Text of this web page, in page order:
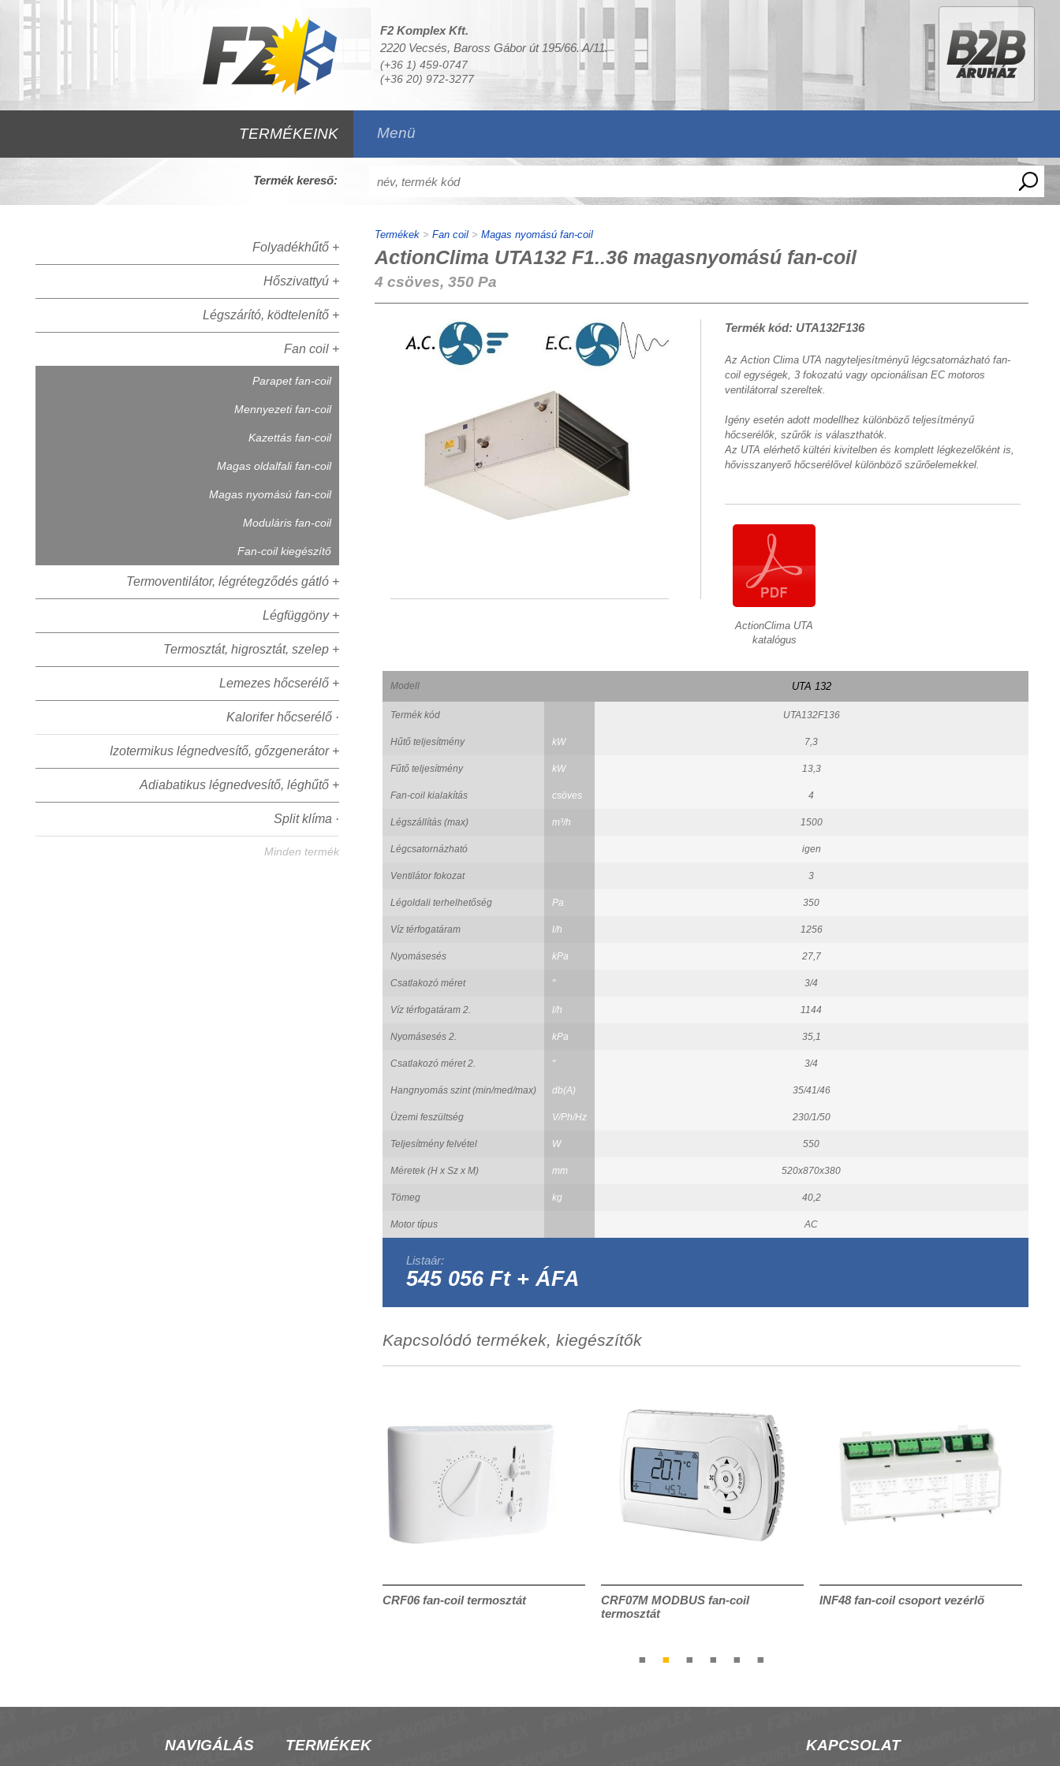
F2 Komplex Kft.
2220 Vecsés, Baross Gábor út 195/66. A/11.
(+36 1) 459-0747
(+36 20) 972-3277
TERMÉKEINK Menü
Termék kereső:
Folyadékhűtő +
Hőszivattyú +
Légszárító, ködtelenítő +
Fan coil +
Parapet fan-coil
Mennyezeti fan-coil
Kazettás fan-coil
Magas oldalfali fan-coil
Magas nyomású fan-coil
Moduláris fan-coil
Fan-coil kiegészítő
Termoventilátor, légrétegződés gátló +
Légfüggöny +
Termosztát, higrosztát, szelep +
Lemezes hőcserélő +
Kalorifer hőcserélő ·
Izotermikus légnedvesítő, gőzgenerátor +
Adiabatikus légnedvesítő, léghűtő +
Split klíma ·
Minden termék
Termékek> Fan coil> Magas nyomású fan-coil
ActionClima UTA132 F1..36 magasnyomású fan-coil
4 csöves, 350 Pa
Termék kód: UTA132F136
Az Action Clima UTA nagyteljesítményű légcsatornázható fan-
coil egységek, 3 fokozatú vagy opcionálisan EC motoros
ventilátorral szereltek.
Igény esetén adott modellhez különböző teljesítményű
hőcserélők, szűrők is választhatók.
Az UTA elérhető kültéri kivitelben és komplett légkezelőként is,
hővisszanyerő hőcserélővel különböző szűrőelemekkel.
ActionClima UTA
katalógus
Modell UTA 132
Termék kód UTA132F136
Hűtő teljesítmény kW 7,3
Fűtő teljesítmény kW 13,3
Fan-coil kialakítás csöves 4
Légszállítás (max) m³/h 1500
Légcsatornázható igen
Ventilátor fokozat 3
Légoldali terhelhetőség Pa 350
Víz térfogatáram l/h 1256
Nyomásesés kPa 27,7
Csatlakozó méret " 3/4
Víz térfogatáram 2. l/h 1144
Nyomásesés 2. kPa 35,1
Csatlakozó méret 2. " 3/4
Hangnyomás szint (min/med/max) db(A) 35/41/46
Üzemi feszültség V/Ph/Hz 230/1/50
Teljesítmény felvétel W 550
Méretek (H x Sz x M) mm 520x870x380
Tömeg kg 40,2
Motor típus AC
Listaár:
545 056 Ft + ÁFA
Kapcsolódó termékek, kiegészítők
CRF06 fan-coil termosztát
CRF07M MODBUS fan-coil
termosztát
INF48 fan-coil csoport vezérlő
NAVIGÁLÁS TERMÉKEK KAPCSOLAT